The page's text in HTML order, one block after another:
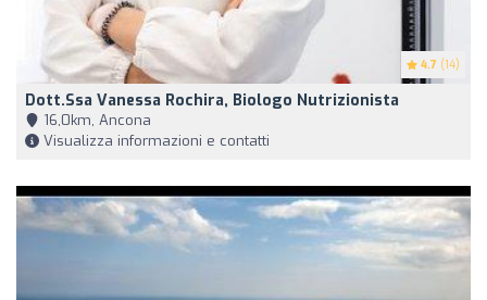
4.7 (14)
Dott.ssa Vanessa Rochira, Biologo Nutrizionista
16,0km, Ancona
Visualizza informazioni e contatti